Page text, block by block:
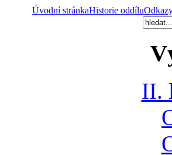
Úvodní stránkaHistorie oddílu
II.